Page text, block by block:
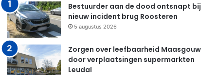
Bestuurder aan de dood ontsnapt bij
nieuw incident brug Roosteren
5 augustus 2026
Zorgen over leefbaarheid Maasgouw
door verplaatsingen supermarkten
Leudal